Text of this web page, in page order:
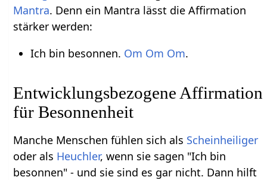
Mantra. Denn ein Mantra lässt die Affirmation
stärker werden:
Ich bin besonnen. Om Om Om.
Entwicklungsbezogene Affirmation
für Besonnenheit
Manche Menschen fühlen sich als Scheinheiliger
oder als Heuchler, wenn sie sagen "Ich bin
besonnen" - und sie sind es gar nicht. Dann hilft